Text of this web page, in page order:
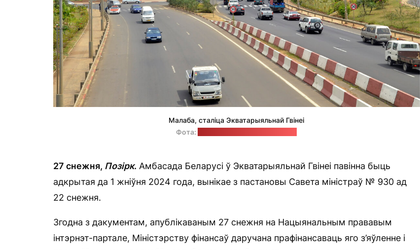
Малаба, сталіца Экватарыяльнай Гвінеі
Фота:
27 снежня, Позірк. Амбасада Беларусі ў Экватарыяльнай Гвінеі павінна быць
адкрытая да 1 жніўня 2024 года, вынікае з пастановы Савета міністраў № 930 ад
22 снежня.
Згодна з дакументам, апублікаваным 27 снежня на Нацыянальным прававым
інтэрнэт-партале, Міністэрству фінансаў даручана прафінансаваць яго з’яўленне і